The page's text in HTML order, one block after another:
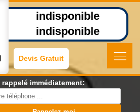
indisponible
indisponible
Devis Gratuit
rappelé immédiatement: